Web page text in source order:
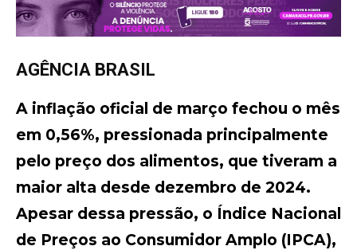
AGÊNCIA BRASIL
A inflação oficial de março fechou o mês
em 0,56%, pressionada principalmente
pelo preço dos alimentos, que tiveram a
maior alta desde dezembro de 2024.
Apesar dessa pressão, o Índice Nacional
de Preços ao Consumidor Amplo (IPCA),